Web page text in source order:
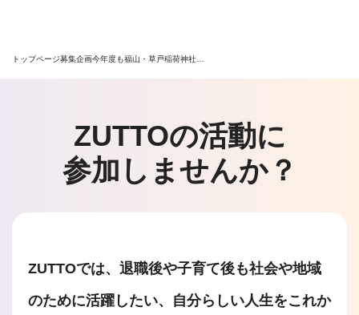
トップページ募集企画今年度も福山・草戸稲荷神社…
ZUTTOの活動に
参加しませんか？
ZUTTOでは、退職後や子育て後も社会や地域
のために活躍したい、自分らしい人生をこれか